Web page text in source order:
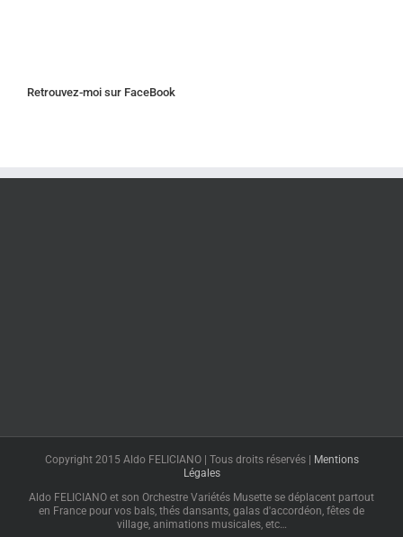
Retrouvez-moi sur FaceBook
Copyright 2015 Aldo FELICIANO | Tous droits réservés |
Mentions
Légales
Aldo FELICIANO et son Orchestre Variétés Musette se déplacent partout
en France pour vos bals, thés dansants, galas d'accordéon, fêtes de
village, animations musicales, etc…